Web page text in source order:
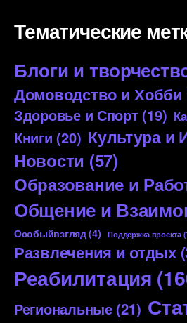
Тематические
Блоги и
Домоводство и Хобби
Здоровье и Спорт(19)
Книги (20) Культура и
Новости (57)
Образование и
Общение и
Особыйвзгляд(4) Поддержка проекта
Развлечения и отдых
Реабилитация
Региональные(21)